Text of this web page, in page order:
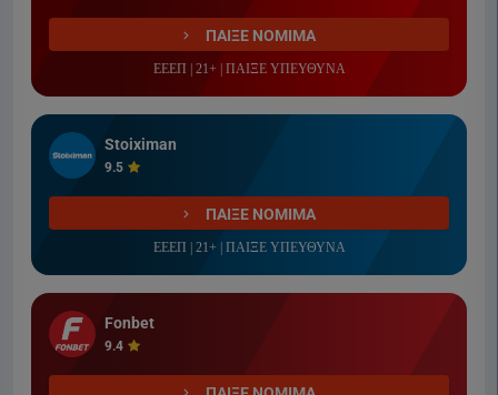
ΠΑΙΞΕ ΝΟΜΙΜΑ
ΕΕΕΠ | 21+ | ΠΑΙΞΕ ΥΠΕΥΘΥΝΑ
Stoiximan
9.5
ΠΑΙΞΕ ΝΟΜΙΜΑ
ΕΕΕΠ | 21+ | ΠΑΙΞΕ ΥΠΕΥΘΥΝΑ
Fonbet
9.4